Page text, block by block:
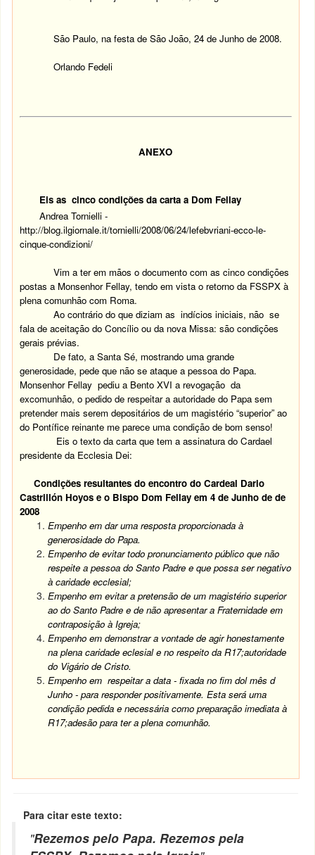
São Paulo, na festa de São João, 24 de Junho de 2008.
Orlando Fedeli
ANEXO
Eis as cinco condições da carta a Dom Fellay
Andrea Tornielli -
http://blog.ilgiornale.it/tornielli/2008/06/24/lefebvriani-ecco-le-
cinque-condizioni/
Vim a ter em mãos o documento com as cinco condições
postas a Monsenhor Fellay, tendo em vista o retorno da FSSPX à
plena comunhão com Roma.
Ao contrário do que diziam as indícios iniciais, não se
fala de aceitação do Concílio ou da nova Missa: são condições
gerais prévias.
De fato, a Santa Sé, mostrando uma grande
generosidade, pede que não se ataque a pessoa do Papa.
Monsenhor Fellay pediu a Bento XVI a revogação da
excomunhão, o pedido de respeitar a autoridade do Papa sem
pretender mais serem depositários de um magistério “superior” ao
do Pontífice reinante me parece uma condição de bom senso!
Eis o texto da carta que tem a assinatura do Cardael
presidente da Ecclesia Dei:
Condições resultantes do encontro do Cardeal Dario
Castrillón Hoyos e o Bispo Dom Fellay em 4 de Junho de de
2008
Empenho em dar uma resposta proporcionada à
generosidade do Papa.
Empenho de evitar todo pronunciamento público que não
respeite a pessoa do Santo Padre e que possa ser negativo
à caridade ecclesial;
Empenho em evitar a pretensão de um magistério superior
ao do Santo Padre e de não apresentar a Fraternidade em
contraposição à Igreja;
Empenho em demonstrar a vontade de agir honestamente
na plena caridade eclesial e no respeito da R17;autoridade
do Vigário de Cristo.
Empenho em respeitar a data - fixada no fim dol mês d
Junho - para responder positivamente. Esta será uma
condição pedida e necessária como preparação imediata à
R17;adesão para ter a plena comunhão.
Para citar este texto:
"Rezemos pelo Papa. Rezemos pela